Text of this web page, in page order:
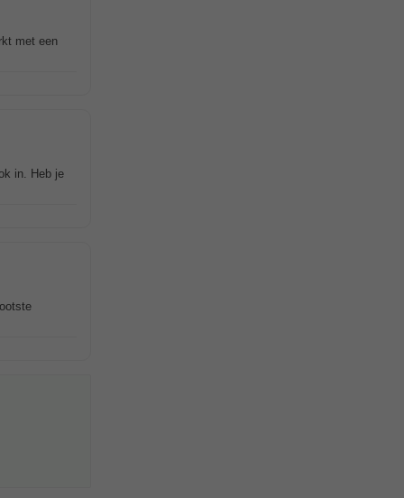
met een
in. Heb je